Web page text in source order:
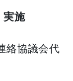
実施
絡協議会代